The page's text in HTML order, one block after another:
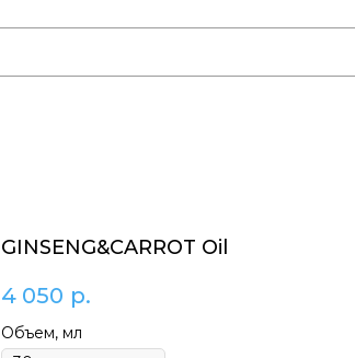
GINSENG&CARROT Oil
4 050 р.
Объем, мл